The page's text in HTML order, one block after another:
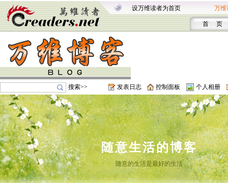
设万维读者为首页 万维
首 页
搜索>> 发表日志 控制面板 个人相册
随意生活的博客
随意的生活是最好的生活